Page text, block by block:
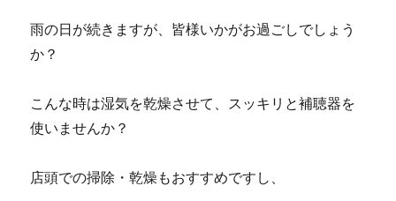
雨の日が続きますが、皆様いかがお過ごしでしょう
か？
こんな時は湿気を乾燥させて、スッキリと補聴器を
使いませんか？
店頭での掃除・乾燥もおすすめですし、